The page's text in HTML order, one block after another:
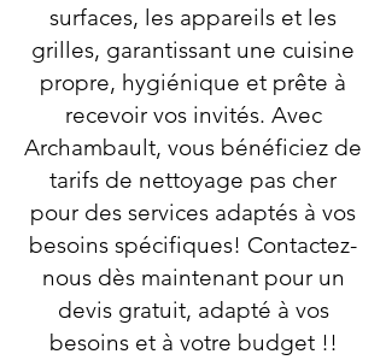
surfaces, les appareils et les
grilles, garantissant une cuisine
propre, hygiénique et prête à
recevoir vos invités. Avec
Archambault, vous bénéficiez de
tarifs de nettoyage pas cher
pour des services adaptés à vos
besoins spécifiques! Contactez-
nous dès maintenant pour un
devis gratuit, adapté à vos
besoins et à votre budget !!